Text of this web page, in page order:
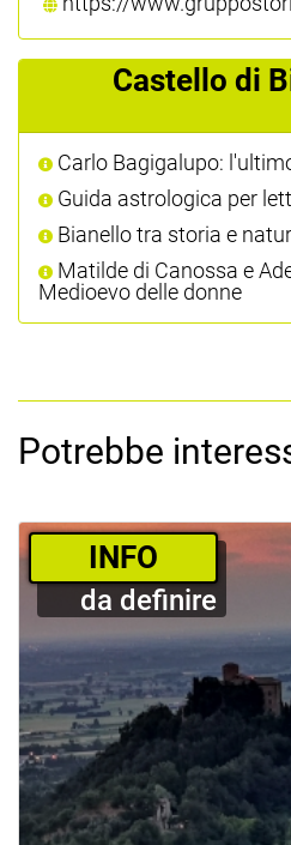
Castello di
Carlo Bagigalupo:
Guida astrologica per
Bianello tra storia e
Matilde di Canossa e
Medioevo delle donne
Potrebbe
­INFO
da definire